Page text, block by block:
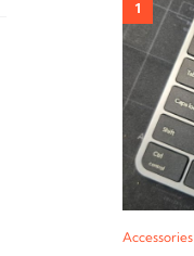
Accessories